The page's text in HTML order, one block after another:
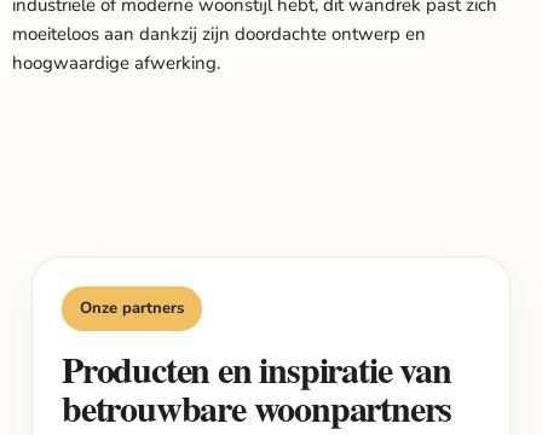
industriële of moderne woonstijl hebt, dit wandrek past zich
moeiteloos aan dankzij zijn doordachte ontwerp en
hoogwaardige afwerking.
Onze partners
Producten en inspiratie van
betrouwbare woonpartners